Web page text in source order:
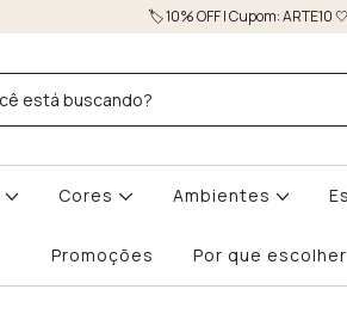
🏷️ 10% OFF | Cupom: ARTE10
Cores Ambientes
Promoções Por que